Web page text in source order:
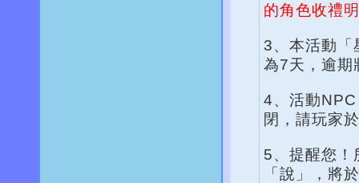
的角色收禮
3、本活動「
為7天，逾期
4、活動
閉，請玩家
5、提醒您！
「說」，將於